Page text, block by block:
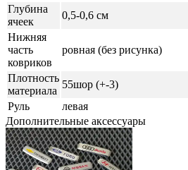
Глубина
ячеек
0,5-0,6 см
Нижняя
часть
ковриков
ровная (без рисунка)
Плотность
материала
55шор (+-3)
Руль
левая
Дополнительные аксессуары